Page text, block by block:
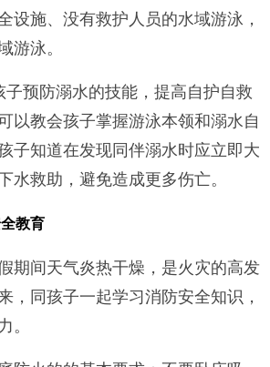
设施、没有救护人员的水域游泳，
游泳。
预防溺水的技能，提高自护自救
以教会孩子掌握游泳本领和溺水自
子知道在发现同伴溺水时应立即大
水救助，避免造成更多伤亡。
教育
间天气炎热干燥，是火灾的高发
，同孩子一起学习消防安全知识，
。